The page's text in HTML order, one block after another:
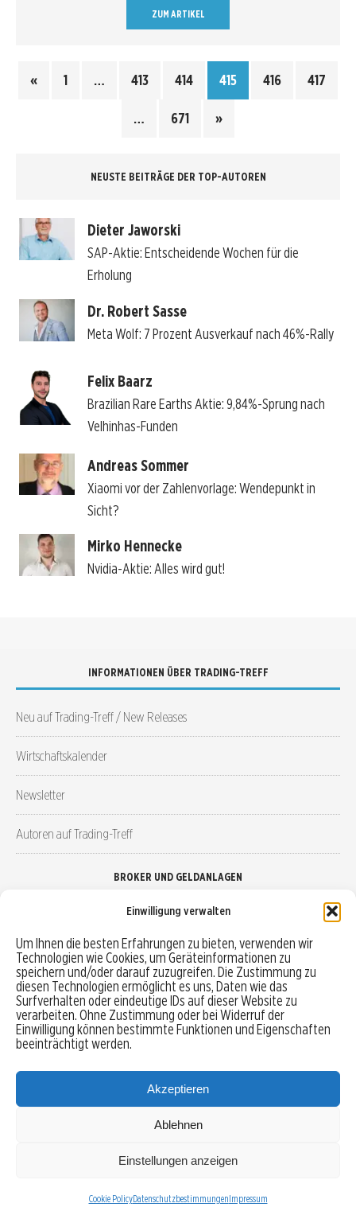
Einwilligung verwalten
Um Ihnen die besten Erfahrungen zu bieten, verwenden wir
Technologien wie Cookies, um Geräteinformationen zu
speichern und/oder darauf zuzugreifen. Die Zustimmung zu
diesen Technologien ermöglicht es uns, Daten wie das
Surfverhalten oder eindeutige IDs auf dieser Website zu
verarbeiten. Ohne Zustimmung oder bei Widerruf der
Einwilligung können bestimmte Funktionen und Eigenschaften
beeinträchtigt werden.
Akzeptieren
Ablehnen
Einstellungen anzeigen
Cookie PolicyDatenschutzbestimmungenImpressum
ZUM ARTIKEL
« 1 … 413 414 415 416 417
… 671 »
NEUSTE BEITRÄGE DER TOP-AUTOREN
Dieter Jaworski
SAP-Aktie: Entscheidende Wochen für die
Erholung
Dr. Robert Sasse
Meta Wolf: 7 Prozent Ausverkauf nach 46%-Rally
Felix Baarz
Brazilian Rare Earths Aktie: 9,84%-Sprung nach
Velhinhas-Funden
Andreas Sommer
Xiaomi vor der Zahlenvorlage: Wendepunkt in
Sicht?
Mirko Hennecke
Nvidia-Aktie: Alles wird gut!
INFORMATIONEN ÜBER TRADING-TREFF
Neu auf Trading-Treff / New Releases
Wirtschaftskalender
Newsletter
Autoren auf Trading-Treff
BROKER UND GELDANLAGEN
Robo-Advisor vergleichen
Depotvergleich
Festgeld vergleichen
Tagesgeld vergleichen